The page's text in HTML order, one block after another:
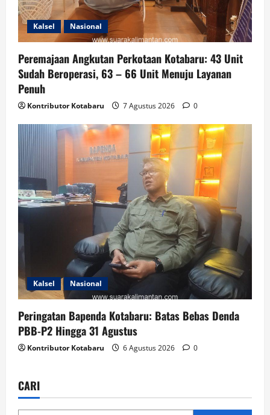
Kalsel Nasional
Peremajaan Angkutan Perkotaan Kotabaru: 43 Unit
Sudah Beroperasi, 63 – 66 Unit Menuju Layanan
Penuh
Kontributor Kotabaru 7 Agustus 2026 0
Kalsel Nasional
Peringatan Bapenda Kotabaru: Batas Bebas Denda
PBB-P2 Hingga 31 Agustus
Kontributor Kotabaru 6 Agustus 2026 0
CARI